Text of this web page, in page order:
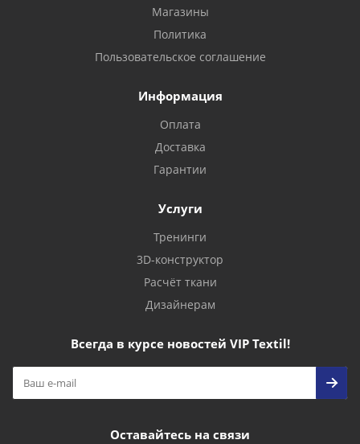
Магазины
Политика
Пользовательское соглашение
Информация
Оплата
Доставка
Гарантии
Услуги
Тренинги
3D-конструктор
Расчёт ткани
Дизайнерам
Всегда в курсе новостей VIP Textil!
Оставайтесь на связи